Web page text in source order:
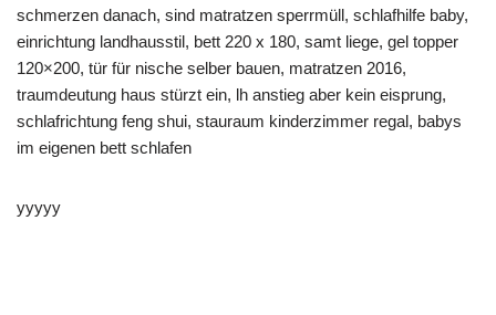
schmerzen danach, sind matratzen sperrmüll, schlafhilfe baby,
einrichtung landhausstil, bett 220 x 180, samt liege, gel topper
120×200, tür für nische selber bauen, matratzen 2016,
traumdeutung haus stürzt ein, lh anstieg aber kein eisprung,
schlafrichtung feng shui, stauraum kinderzimmer regal, babys
im eigenen bett schlafen
yyyyy